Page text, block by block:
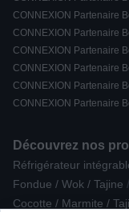
CONNEXION Partenaire
CONNEXION Partenaire
CONNEXION Partenaire
CONNEXION Partenaire
CONNEXION Partenaire
CONNEXION Partenaire
Découvrez nos
Réfrigérateur
Fondue / Wok / Tajine /
Cocotte / Marmite /